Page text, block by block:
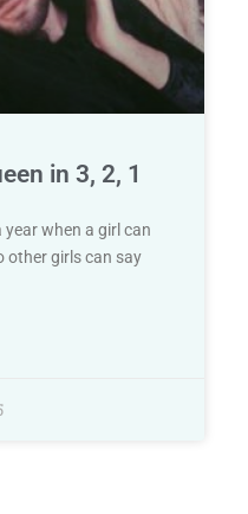
in 3, 2, 1
when a girl can
other girls can say